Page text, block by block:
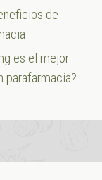
de
es el mejor
parafarmacia?